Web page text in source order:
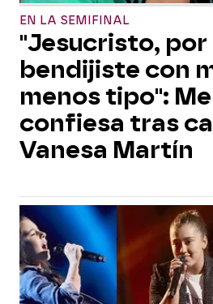
EN LA SEMIFINAL
"Jesucristo, por
bendijiste con
menos tipo":
confiesa tras
Vanesa Martín